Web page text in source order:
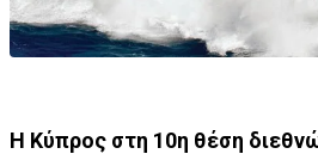
Η Κύπρος στη 10η θέση